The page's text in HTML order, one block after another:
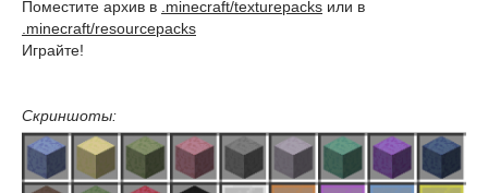
Поместите архив в .minecraft/texturepacks или в
.minecraft/resourcepacks
Играйте!
Скриншоты: